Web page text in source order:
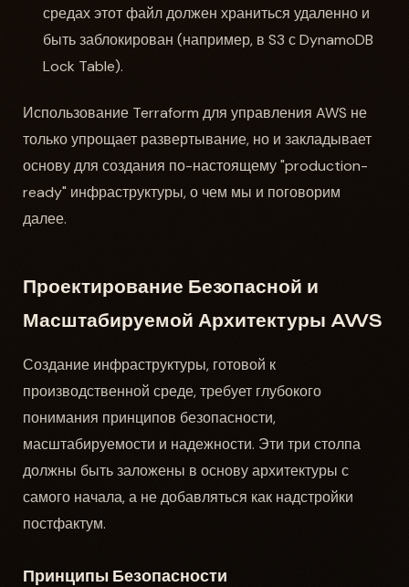
средах этот файл должен храниться удаленно и
быть заблокирован (например, в S3 с DynamoDB
Lock Table).
Использование Terraform для управления AWS не
только упрощает развертывание, но и закладывает
основу для создания по-настоящему "production-
ready" инфраструктуры, о чем мы и поговорим
далее.
Проектирование Безопасной и
Масштабируемой Архитектуры AWS
Создание инфраструктуры, готовой к
производственной среде, требует глубокого
понимания принципов безопасности,
масштабируемости и надежности. Эти три столпа
должны быть заложены в основу архитектуры с
самого начала, а не добавляться как надстройки
постфактум.
Принципы Безопасности